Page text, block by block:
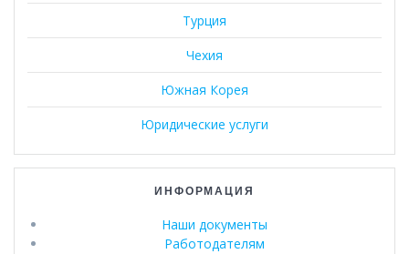
Турция
Чехия
Южная Корея
Юридические услуги
ИНФОРМАЦИЯ
Наши документы
Работодателям